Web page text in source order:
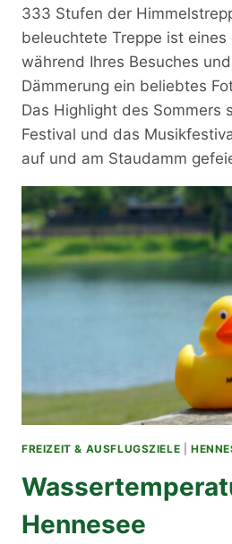
333 Stufen der
beleuchtete Treppe ist eines
während Ihres Besuches
Dämmerung ein beliebtes
Das Highlight des Sommers
Festival und das
auf und am Staudamm
FREIZEIT & AUSFLUGSZIELE |
Hennesee